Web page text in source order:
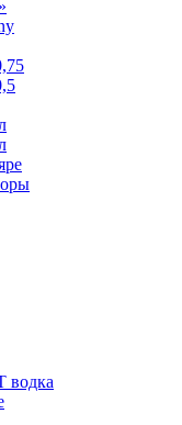
водка